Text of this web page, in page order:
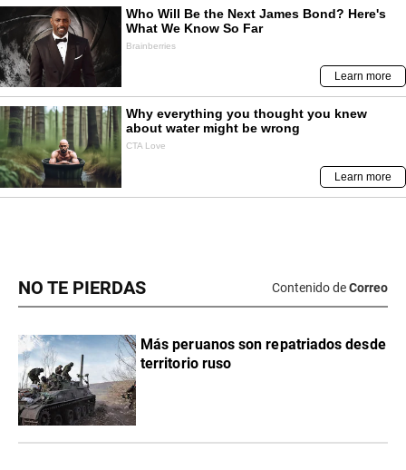
NO TE PIERDAS Contenido deCorreo
Más peruanos son repatriados desde
territorio ruso